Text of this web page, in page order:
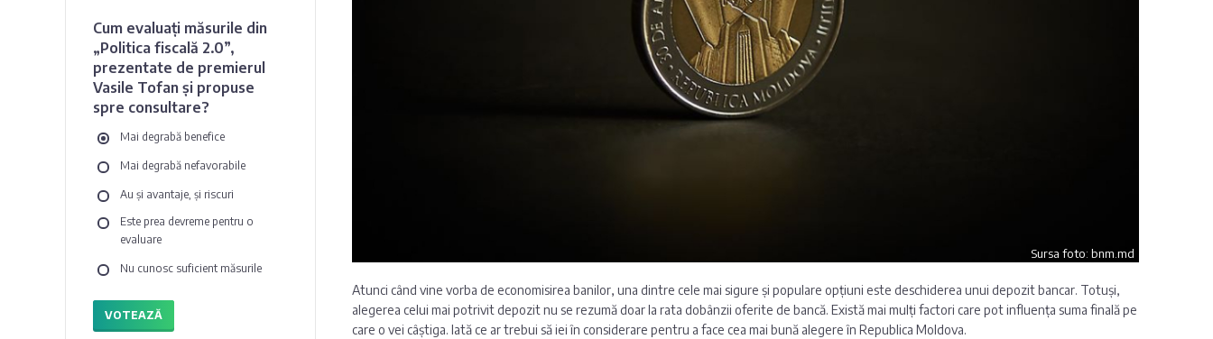
Cum evaluați măsurile din
„Politica fiscală 2.0”,
prezentate de premierul
Vasile Tofan și propuse
spre consultare?
Mai degrabă benefice
Mai degrabă nefavorabile
Au și avantaje, și riscuri
Este prea devreme pentru o
evaluare
Nu cunosc suficient măsurile
VOTEAZĂ
Sursa foto: bnm.md
Atunci când vine vorba de economisirea banilor, una dintre cele mai sigure și populare opțiuni este deschiderea unui depozit bancar. Totuși,
alegerea celui mai potrivit depozit nu se rezumă doar la rata dobânzii oferite de bancă. Există mai mulți factori care pot influența suma finală pe
care o vei câștiga. Iată ce ar trebui să iei în considerare pentru a face cea mai bună alegere în Republica Moldova.